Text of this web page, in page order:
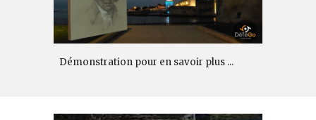
Démonstration pour en savoir plus ...